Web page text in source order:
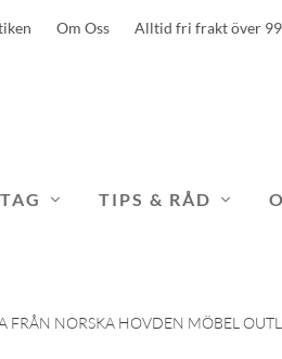
Om Oss Alltid fri frakt över
TIPS & RÅD
FRÅN NORSKA HOVDEN MÖBEL